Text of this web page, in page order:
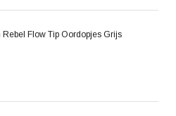
Rebel Flow Tip Oordopjes Grijs